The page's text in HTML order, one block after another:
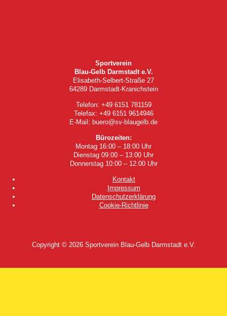
Sportverein
Blau-Gelb Darmstadt e.V.
Elisabeth-Selbert-Straße 27
64289 Darmstadt-Kranichstein
Telefon: +49 6151 781159
Telefax: +49 6151 9614946
E-Mail: buero@sv-blaugelb.de
Bürozeiten:
Montag 16:00 – 18:00 Uhr
Dienstag 09:00 – 13:00 Uhr
Donnerstag 10:00 – 12:00 Uhr
Kontakt
Impressum
Datenschutzerklärung
Cookie-Richtlinie
Copyright © 2026 Sportverein Blau-Gelb Darmstadt e.V.